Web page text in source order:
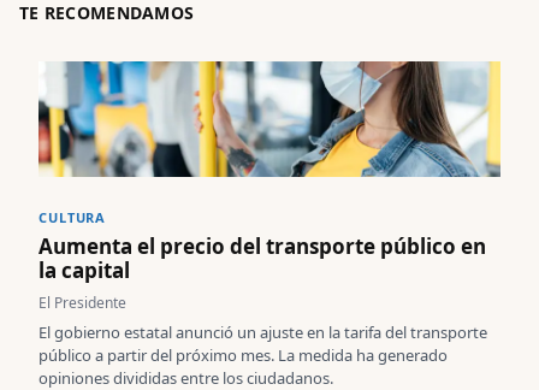
TE RECOMENDAMOS
CULTURA
Aumenta el precio del transporte público en
la capital
El Presidente
El gobierno estatal anunció un ajuste en la tarifa del transporte
público a partir del próximo mes. La medida ha generado
opiniones divididas entre los ciudadanos.